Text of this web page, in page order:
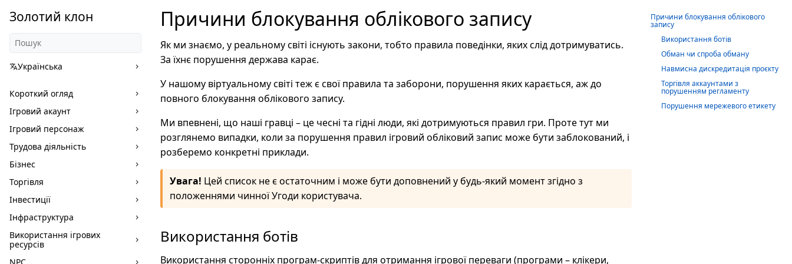
Золотий клон
Українська
Короткий огляд
Ігровий акаунт
Ігровий персонаж
Трудова діяльність
Бізнес
Торгівля
Інвестиції
Інфраструктура
Використання ігрових
ресурсів
Причини блокування облікового запису
Як ми знаємо, у реальному світі існують закони, тобто правила поведінки, яких слід дотримуватись.
За їхнє порушення держава карає.
У нашому віртуальному світі теж є свої правила та заборони, порушення яких карається, аж до
повного блокування облікового запису.
Ми впевнені, що наші гравці – це чесні та гідні люди, які дотримуються правил гри. Проте тут ми
розглянемо випадки, коли за порушення правил ігровий обліковий запис може бути заблокований, і
розберемо конкретні приклади.
Увага! Цей список не є остаточним і може бути доповнений у будь-який момент згідно з
положеннями чинної Угоди користувача.
Використання ботів
Використання сторонніх програм-скриптів для отримання ігрової переваги (програми – клікери,
Причини блокування облікового
запису
Використання ботів
Обман чи спроба обману
Навмисна дискредитація проєкту
Торгівля аккаунтами з
порушенням регламенту
Порушення мережевого етикету